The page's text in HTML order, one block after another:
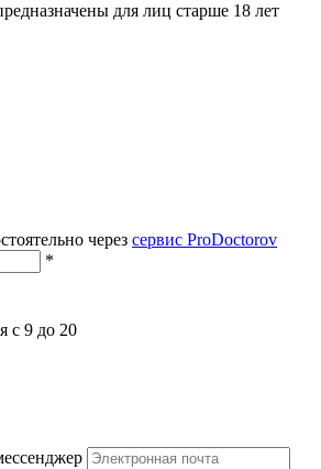
для лиц старше 18 лет
через сервис ProDoctorov
*
с 9 до 20